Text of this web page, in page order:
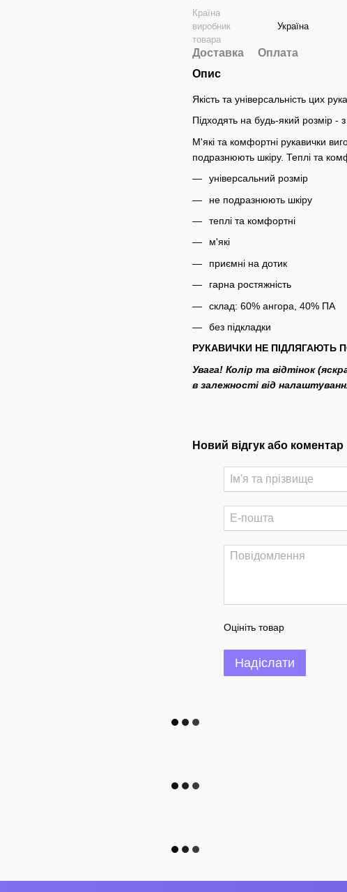
Країна
виробник
товара
Україна
Доставка
Оплата
Опис
Якість та універсальність цих
Підходять на будь-який розмір -
М'які та комфортні рукавички
подразнюють шкіру. Теплі та
універсальний розмір
не подразнюють шкіру
теплі та комфортні
м'які
приємні на дотик
гарна ростяжність
склад: 60% ангора, 40% ПА
без підкладки
РУКАВИЧКИ НЕ ПІДЛЯГАЮТЬ
Увага! Колір та відтінок
в залежності від
Новий відгук або коментар
Оцініть товар
Надіслати